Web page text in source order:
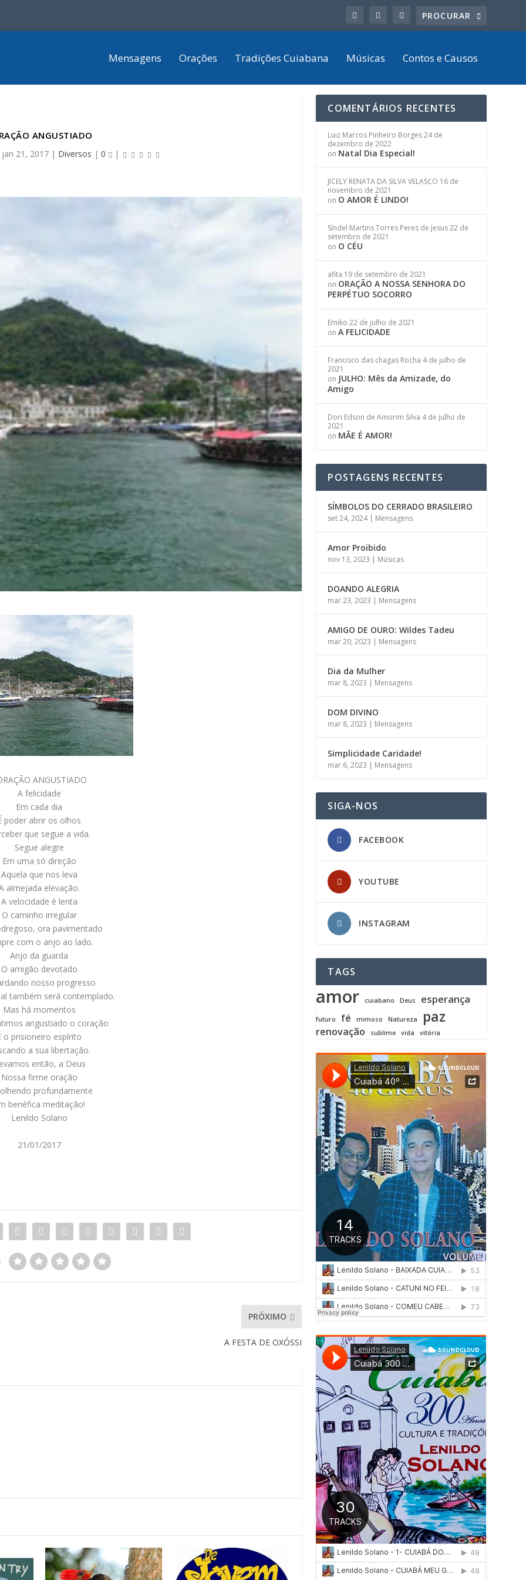
Mensagens Orações Tradições Cuiabana Músicas Contos e Causos
ANGUSTIADO
jan 21, 2017 | Diversos |0 |
ANGUSTIADO
A felicidade
Em cada dia
poder abrir os olhos
que segue a vida.
Segue alegre
Em uma só direção
Aquela que nos leva
almejada elevação.
A velocidade é lenta
O caminho irregular
ora pavimentado
com o anjo ao lado.
Anjo da guarda
O amigão devotado
nosso progresso
também será contemplado.
Mas há momentos
angustiado o coração
o prisioneiro espírito
a sua libertação.
então, a Deus
Nossa firme oração
profundamente
benéfica meditação!
Lenildo Solano
21/01/2017
PRÓXIMO
A FESTA DE OXÓSSI
COMENTÁRIOS RECENTES
Luiz Marcos Pinheiro Borges24 de
dezembro de 2022
on Natal Dia Especial!
JICELY RENATA DA SILVA VELASCO 16 de
novembro de 2021
on O AMOR É LINDO!
Síndel Martins Torres Peres de Jesus22 de
setembro de 2021
on O CÉU
afita 19 de setembro de 2021
on ORAÇÃO A NOSSA SENHORA DO
PERPÉTUO SOCORRO
Emiko 22 de julho de 2021
onA FELICIDADE
Francisco das chagas Rocha 4 de julho de
2021
on JULHO: Mês da Amizade, do
Amigo
Dori Edson de Amorim Silva 4 de julho de
2021
on MÃE É AMOR!
POSTAGENS RECENTES
SÍMBOLOS DO CERRADO BRASILEIRO
set 24, 2024| Mensagens
Amor Proibido
nov 13, 2023 | Músicas
DOANDO ALEGRIA
mar 23, 2023 | Mensagens
AMIGO DE OURO: Wildes Tadeu
mar 20, 2023 | Mensagens
Dia da Mulher
mar 8, 2023 | Mensagens
DOM DIVINO
mar 8, 2023 | Mensagens
Simplicidade Caridade!
mar 6, 2023 | Mensagens
SIGA-NOS
FACEBOOK
YOUTUBE
INSTAGRAM
TAGS
amor cuiabano Deus esperança
futuro fé mimoso Natureza paz
renovação sublime vida vitória